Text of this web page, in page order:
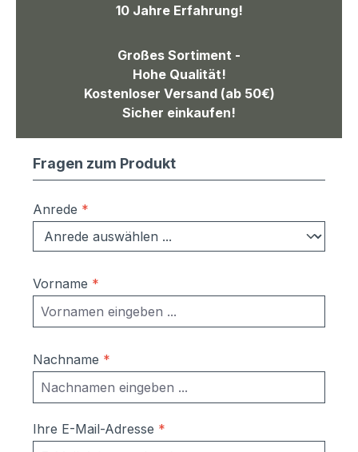
10 Jahre Erfahrung!
Großes Sortiment -
Hohe Qualität!
Kostenloser Versand (ab 50€)
Sicher einkaufen!
Fragen zum Produkt
Anrede *
Vorname *
Nachname *
Ihre E-Mail-Adresse *